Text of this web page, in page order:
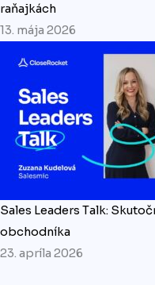
raňajkách
13. mája 2026
Sales Leaders Talk:
obchodníka
23. apríla 2026